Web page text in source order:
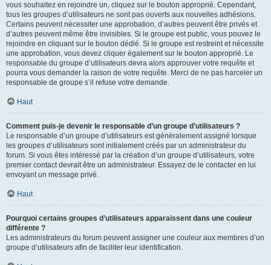
vous souhaitez en rejoindre un, cliquez sur le bouton approprié. Cependant,
tous les groupes d’utilisateurs ne sont pas ouverts aux nouvelles adhésions.
Certains peuvent nécessiter une approbation, d’autres peuvent être privés et
d’autres peuvent même être invisibles. Si le groupe est public, vous pouvez le
rejoindre en cliquant sur le bouton dédié. Si le groupe est restreint et nécessite
une approbation, vous devez cliquer également sur le bouton approprié. Le
responsable du groupe d’utilisateurs devra alors approuver votre requête et
pourra vous demander la raison de votre requête. Merci de ne pas harceler un
responsable de groupe s’il refuse votre demande.
Haut
Comment puis-je devenir le responsable d’un groupe d’utilisateurs ?
Le responsable d’un groupe d’utilisateurs est généralement assigné lorsque
les groupes d’utilisateurs sont initialement créés par un administrateur du
forum. Si vous êtes intéressé par la création d’un groupe d’utilisateurs, votre
premier contact devrait être un administrateur. Essayez de le contacter en lui
envoyant un message privé.
Haut
Pourquoi certains groupes d’utilisateurs apparaissent dans une couleur
différente ?
Les administrateurs du forum peuvent assigner une couleur aux membres d’un
groupe d’utilisateurs afin de faciliter leur identification.